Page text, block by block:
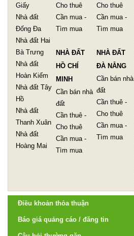
Giấy
Nhà đất
Đống Đa
Nhà đất Hai
Bà Trưng
Nhà đất
Hoàn Kiếm
Nhà đất Tây
Hồ
Nhà đất
Thanh Xuân
Nhà đất
Hoàng Mai
Cho thuê
Cần mua -
Tìm mua
NHÀ ĐẤT
HỒ CHÍ
MINH
Cần bán nhà
đất
Cần thuê -
Cho thuê
Cần mua -
Tìm mua
Cho thuê
Cần mua -
Tìm mua
NHÀ ĐẤT
ĐÀ NẴNG
Cần bán nhà
đất
Cần thuê -
Cho thuê
Cần mua -
Tìm mua
Điều khoản thỏa thuận
Báo giá quảng cáo / đăng tin